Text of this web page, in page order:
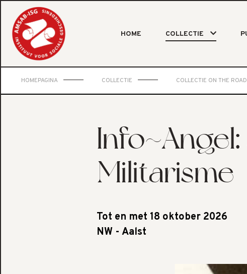
HOME COLLECTIE
HOMEPAGINA COLLECTIE COLLECTIE ON THE ROAD
Militarisme
Tot en met 18 oktober 2026
NW - Aalst